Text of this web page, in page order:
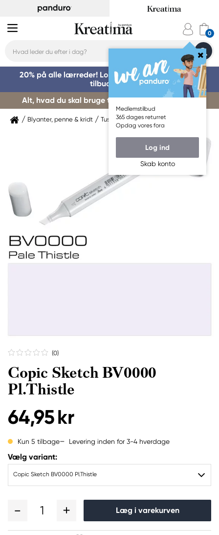
Medlemstilbud
365 dages returret
Opdag vores fora
Log ind
Skab konto
20% på alle lærreder! Log på for at benytte dig af
tilbuddet »
Alt, hvad du skal bruge til kursusstart – køb her »
Blyanter, penne & kridt Tuschpenne & markers
(0)
Copic Sketch BV0000
Pl.Thistle
64,95 kr
Kun 5 tilbage Levering inden for 3-4 hverdage
Vælg variant:
Copic Sketch BV0000 Pl.Thistle
1 Læg i varekurven